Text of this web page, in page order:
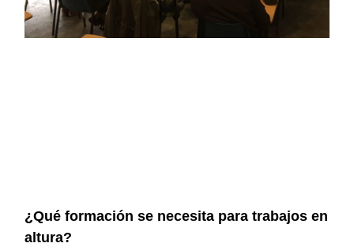
¿Qué formación se necesita para trabajos en
altura?